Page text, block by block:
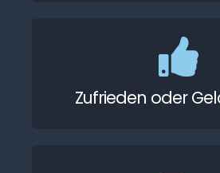
Zufrieden oder